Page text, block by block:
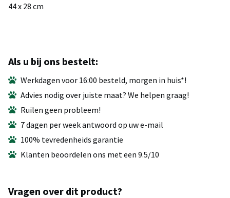
44 x 28 cm
Als u bij ons bestelt:
Werkdagen voor 16:00 besteld, morgen in huis*!
Advies nodig over juiste maat? We helpen graag!
Ruilen geen probleem!
7 dagen per week antwoord op uw e-mail
100% tevredenheids garantie
Klanten beoordelen ons met een 9.5/10
Vragen over dit product?